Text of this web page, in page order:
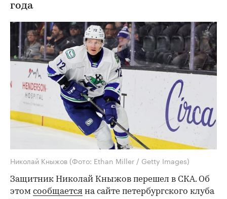
года
Николай Кныжов (Фото: Ethan Miller / Getty Images)
Защитник Николай Кныжов перешел в СКА. Об
этом сообщается на сайте петербургского клуба